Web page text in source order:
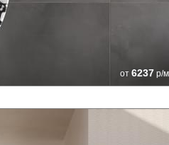
от 6237 р/